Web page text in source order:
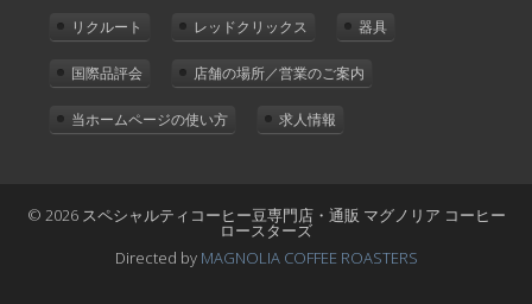
リクルート レッドクリックス 器具
国際品評会 店舗の場所／営業のご案内
当ホームページの使い方 求人情報
© 2026 スペシャルティコーヒー豆専門店・通販 マグノリア コーヒー
ロースターズ
Directed by MAGNOLIA COFFEE ROASTERS